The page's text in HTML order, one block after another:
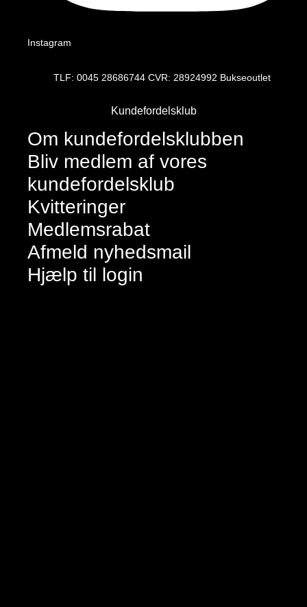
Instagram
TLF: 0045 28686744 CVR: 28924992 Bukseoutlet
Kundefordelsklub
Om kundefordelsklubben
Bliv medlem af vores
kundefordelsklub
Kvitteringer
Medlemsrabat
Afmeld nyhedsmail
Hjælp til login